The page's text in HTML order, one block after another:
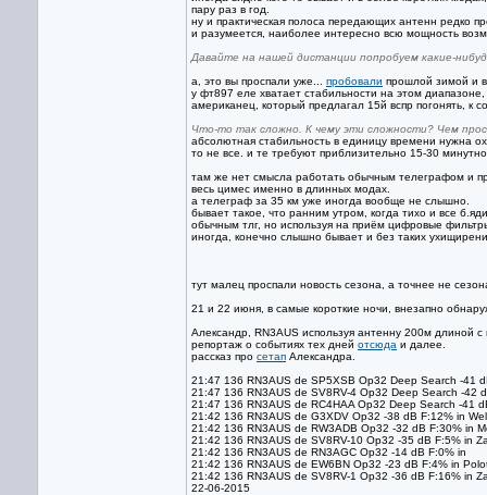
пару раз в год.
ну и практическая полоса передающих антенн редко
и разумеется, наиболее интересно всю мощность
Давайте на нашей дистанции попробуем какие-
а, это вы проспали уже... пробовали прошлой зимой и
у фт897 еле хватает стабильности на этом
американец, который предлагал 15й вспр погонять, к
Что-то так сложно. К чему эти сложности? Чем
абсолютная стабильность в единицу времени нужна
то не все. и те требуют приблизительно 15-30
там же нет смысла работать обычным телеграфом и
весь цимес именно в длинных модах.
а телеграф за 35 км уже иногда вообще не слышно.
бывает такое, что ранним утром, когда тихо и все
обычным тлг, но используя на приём цифровые
иногда, конечно слышно бывает и без таких
тут малец проспали новость сезона, а точнее не
21 и 22 июня, в самые короткие ночи, внезапно
Александр, RN3AUS используя антенну 200м длиной
репортаж о событиях тех дней отсюда и далее.
рассказ про сетап Александра.
21:47 136 RN3AUS de SP5XSB Op32 Deep Search -41
21:47 136 RN3AUS de SV8RV-4 Op32 Deep Search -42
21:47 136 RN3AUS de RC4HAA Op32 Deep Search -41
21:42 136 RN3AUS de G3XDV Op32 -38 dB F:12% in
21:42 136 RN3AUS de RW3ADB Op32 -32 dB F:30% in
21:42 136 RN3AUS de SV8RV-10 Op32 -35 dB F:5% in
21:42 136 RN3AUS de RN3AGC Op32 -14 dB F:0% in
21:42 136 RN3AUS de EW6BN Op32 -23 dB F:4% in
21:42 136 RN3AUS de SV8RV-1 Op32 -36 dB F:16% in
22-06-2015